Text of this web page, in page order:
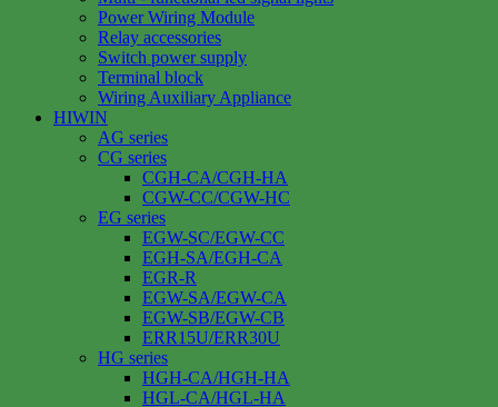
Power Wiring Module
Relay accessories
Switch power supply
Terminal block
Wiring Auxiliary Appliance
HIWIN
AG series
CG series
CGH-CA/CGH-HA
CGW-CC/CGW-HC
EG series
EGW-SC/EGW-CC
EGH-SA/EGH-CA
EGR-R
EGW-SA/EGW-CA
EGW-SB/EGW-CB
ERR15U/ERR30U
HG series
HGH-CA/HGH-HA
HGL-CA/HGL-HA